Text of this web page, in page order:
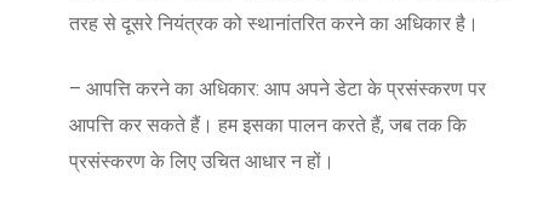
तरह से दूसरे नियंत्रक को स्थानांतरित करने का अधिकार है।
– आपत्ति करने का अधिकार: आप अपने डेटा के प्रसंस्करण पर
आपत्ति कर सकते हैं। हम इसका पालन करते हैं, जब तक कि
प्रसंस्करण के लिए उचित आधार न हों।